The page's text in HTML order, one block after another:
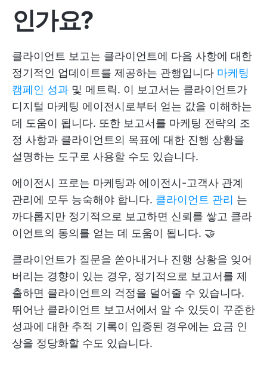
인가요?
클라이언트 보고는 클라이언트에 다음 사항에 대한
정기적인 업데이트를 제공하는 관행입니다 마케팅
캠페인 성과 및 메트릭. 이 보고서는 클라이언트가
디지털 마케팅 에이전시로부터 얻는 값을 이해하는
데 도움이 됩니다. 또한 보고서를 마케팅 전략의 조
정 사항과 클라이언트의 목표에 대한 진행 상황을
설명하는 도구로 사용할 수도 있습니다.
에이전시 프로는 마케팅과 에이전시-고객사 관계
관리에 모두 능숙해야 합니다. 클라이언트 관리 는
까다롭지만 정기적으로 보고하면 신뢰를 쌓고 클라
이언트의 동의를 얻는 데 도움이 됩니다. 🤝
클라이언트가 질문을 쏟아내거나 진행 상황을 잊어
버리는 경향이 있는 경우, 정기적으로 보고서를 제
출하면 클라이언트의 걱정을 덜어줄 수 있습니다.
뛰어난 클라이언트 보고서에서 알 수 있듯이 꾸준한
성과에 대한 추적 기록이 입증된 경우에는 요금 인
상을 정당화할 수도 있습니다.